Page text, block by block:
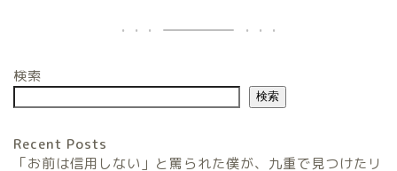
検索
検索
Recent Posts
「お前は信用しない」と罵られた僕が、九重で見つけたリ